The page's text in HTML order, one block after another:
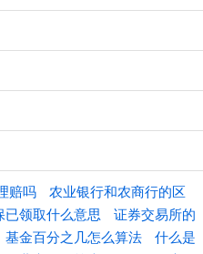
赔吗
农业银行和农商行的区
已领取什么意思
证券交易所的
基金百分之几怎么算法
什么是